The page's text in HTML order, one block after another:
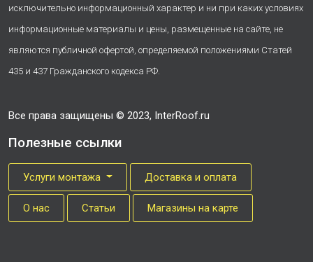
исключительно информационный характер и ни при каких условиях
информационные материалы и цены, размещенные на сайте, не
являются публичной офертой, определяемой положениями Статей
435 и 437 Гражданского кодекса РФ.
Все права защищены © 2023, InterRoof.ru
Полезные ссылки
Услуги монтажа Доставка и оплата
О нас Cтатьи Магазины на карте